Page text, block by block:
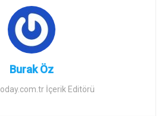
Burak Öz
İçerik Editörü